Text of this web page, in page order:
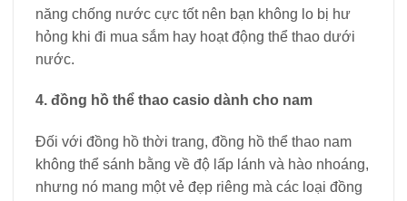
năng chống nước cực tốt nên bạn không lo bị hư
hỏng khi đi mua sắm hay hoạt động thể thao dưới
nước.
4. đồng hồ thể thao casio dành cho nam
Đối với đồng hồ thời trang, đồng hồ thể thao nam
không thể sánh bằng về độ lấp lánh và hào nhoáng,
nhưng nó mang một vẻ đẹp riêng mà các loại đồng